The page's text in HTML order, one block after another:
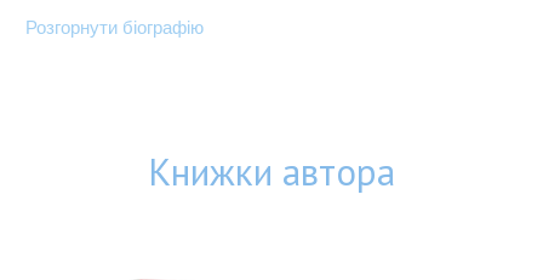
«Загін самогубців » ,
Witchblade, Aphrodite IX,
Розгорнути біографію
Книжки автора